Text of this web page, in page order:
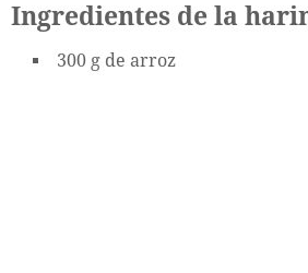
Ingredientes de la
300 g de arroz